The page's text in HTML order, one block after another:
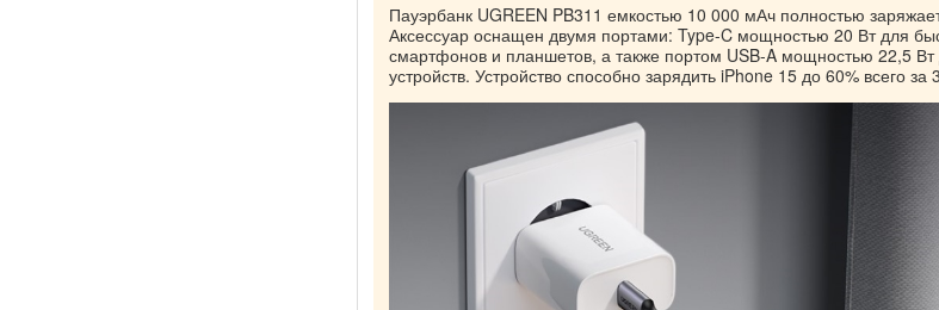
Пауэрбанк UGREEN PB311 емкостью 10 000 мАч полностью
Аксессуар оснащен двумя портами: Type-C мощностью 20 Вт для
смартфонов и планшетов, а также портом USB-A мощностью 22,5 Вт
устройств. Устройство способно зарядить iPhone 15 до 60% всего за